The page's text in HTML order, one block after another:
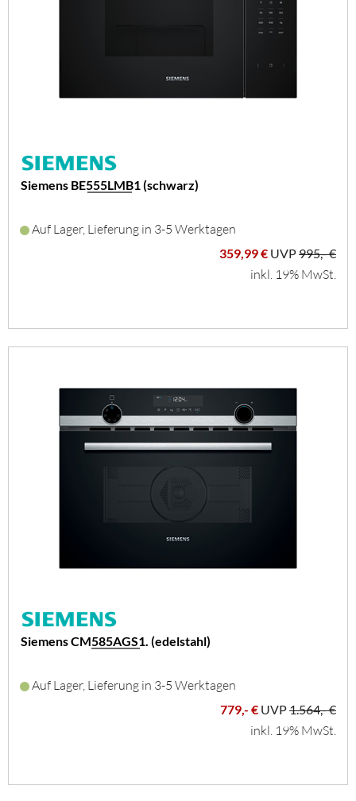
Siemens BE555LMB1 (schwarz)
Auf Lager, Lieferung in 3-5 Werktagen
359,99 € UVP995,- €
inkl. 19% MwSt.
Siemens CM585AGS1. (edelstahl)
Auf Lager, Lieferung in 3-5 Werktagen
779,- € UVP1.564,- €
inkl. 19% MwSt.